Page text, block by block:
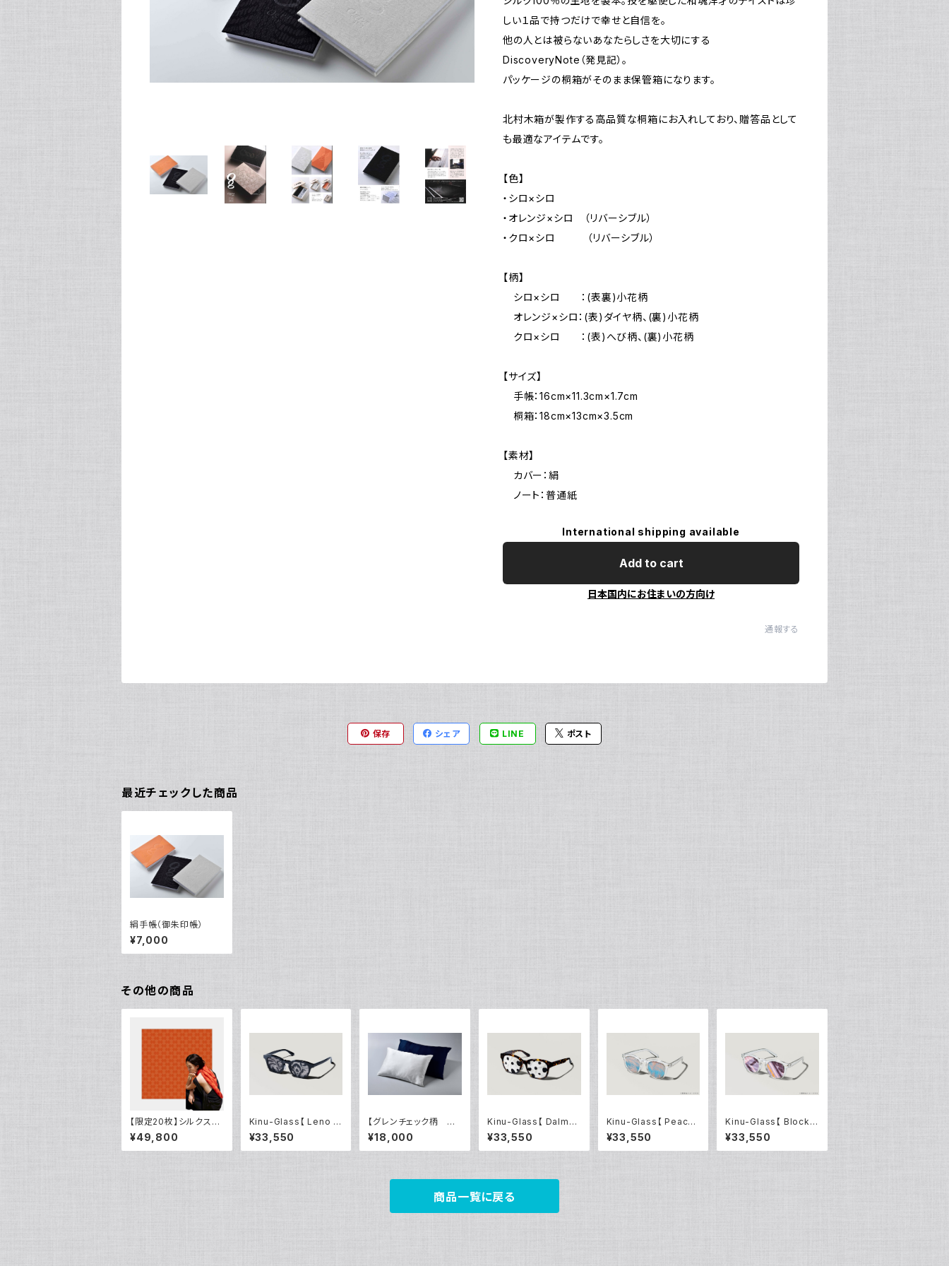
しい１品で持つだけで幸せと自信を。
他の人とは被らないあなたらしさを大切にする
DiscoveryNote（発見記）。
パッケージの桐箱がそのまま保管箱になります。
北村木箱が製作する高品質な桐箱にお入れしており、贈答品として
も最適なアイテムです。
【色】
・シロ×シロ
・オレンジ×シロ （リバーシブル）
・クロ×シロ （リバーシブル）
【柄】
シロ×シロ ：(表裏)小花柄
オレンジ×シロ：(表)ダイヤ柄、(裏)小花柄
クロ×シロ ：(表)へび柄、(裏)小花柄
【サイズ】
手帳：16cm×11.3cm×1.7cm
桐箱：18cm×13cm×3.5cm
【素材】
カバー：絹
ノート：普通紙
International shipping available
Add to cart
日本国内にお住まいの方向け
通報する
保存 シェア LINE ポスト
最近チェックした商品
絹手帳（御朱印帳）
¥7,000
その他の商品
【限定20枚】シルクスカ
ーフ（銀杏 Ichou）90x
90cm
¥49,800
Kinu-Glass【 Leno Bl
ack】15点限定
¥33,550
【グレンチェック柄 数
量限定】世界初！洗濯機
で60回洗える 絹枕カ
バー（抗菌防臭）
¥18,000
Kinu-Glass【 Dalmati
an 】4点限定
¥33,550
Kinu-Glass【 Peacoc
k 】6点限定
¥33,550
Kinu-Glass【 Block S
tripe 】7点限定
¥33,550
商品一覧に戻る